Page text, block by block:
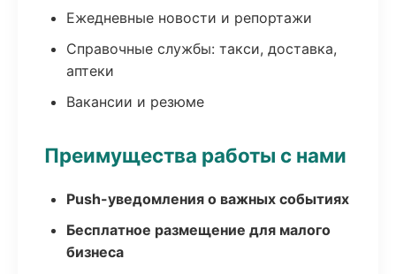
Ежедневные новости и репортажи
Справочные службы: такси, доставка,
аптеки
Вакансии и резюме
Преимущества работы с нами
Push-уведомления о важных событиях
Бесплатное размещение для малого
бизнеса